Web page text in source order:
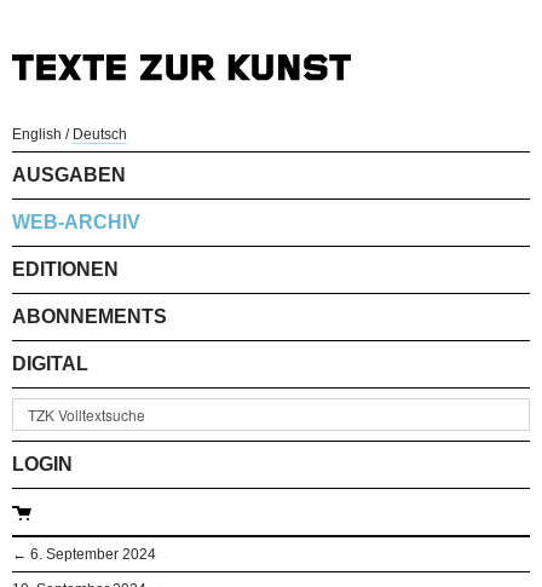
English / Deutsch
AUSGABEN
WEB-ARCHIV
EDITIONEN
ABONNEMENTS
DIGITAL
LOGIN
← 6. September 2024